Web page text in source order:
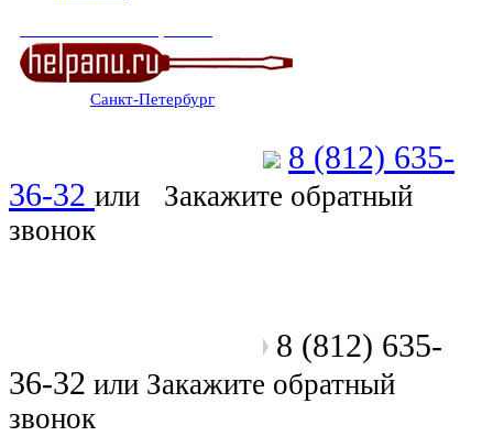
Санкт-Петербург
8 (812) 635-
36-32 или
Закажите обратный
звонок
8 (812) 635-
36-32 или Закажите обратный
звонок